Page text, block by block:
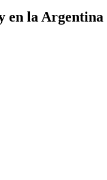
en la Argentina